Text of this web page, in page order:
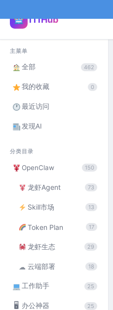
111Hub
主菜单
全部 462
我的收藏 0
最近访问
发现AI
分类目录
OpenClaw 150
龙虾Agent 73
Skill市场 13
Token Plan 17
龙虾生态 29
☁ 云端部署 18
工作助手 25
🖥 办公神器 25